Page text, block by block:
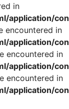
in
application/
encountered in
application/
encountered in
application/
encountered in
application/